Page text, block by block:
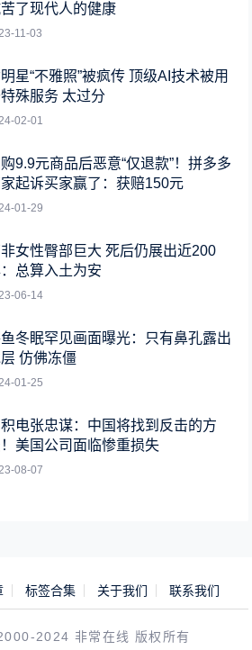
了现代人的健康
11-03
星“不雅照”被疯传 顶级AI技术被用
殊服务 太过分
02-01
购9.9元商品后恶意“仅退款”！拼多多
起诉买家赢了：获赔150元
01-29
女性臀部巨大 死后仍展出近200
总算入土为安
06-14
冬眠罕见画面曝光：只有鼻孔露出
仿佛冻僵
01-25
电张忠谋：中国将找到反击的方
美国公司面临惨重损失
08-07
标签合集 关于我们 联系我们
2024 非常在线 版权所有